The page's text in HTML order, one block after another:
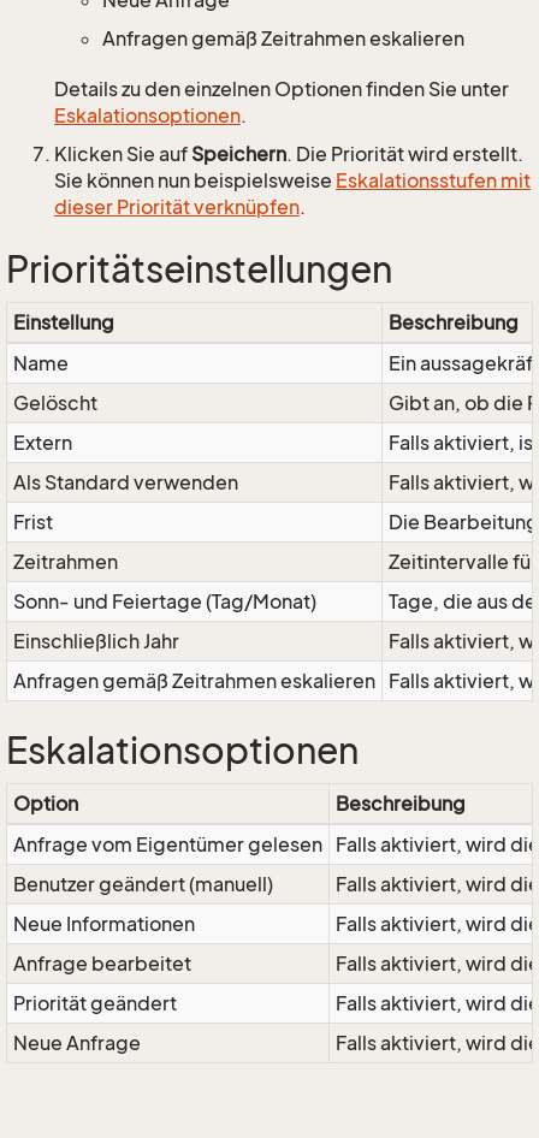
Anfragen gemäß Zeitrahmen eskalieren
Details zu den einzelnen Optionen finden Sie unter
Eskalationsoptionen.
Klicken Sie auf Speichern. Die Priorität wird erstellt.
Sie können nun beispielsweise Eskalationsstufen mit
dieser Priorität verknüpfen.
Prioritätseinstellungen
Einstellung
Beschreibung
Name
Ein
Gelöscht
Gibt an, ob die
Extern
Falls aktiviert,
Als Standard verwenden
Falls aktiviert,
Frist
Die
Zeitrahmen
Zeitintervalle
Sonn- und Feiertage (Tag/Monat)
Tage, die aus
Einschließlich Jahr
Falls aktiviert,
Anfragen gemäß Zeitrahmen eskalieren Falls aktiviert,
Eskalationsoptionen
Option
Beschreibung
Anfrage vom Eigentümer gelesen Falls aktiviert, wird
Benutzer geändert (manuell)
Falls aktiviert, wird
Neue Informationen
Falls aktiviert, wird
Anfrage bearbeitet
Falls aktiviert, wird
Priorität geändert
Falls aktiviert, wird
Neue Anfrage
Falls aktiviert, wird